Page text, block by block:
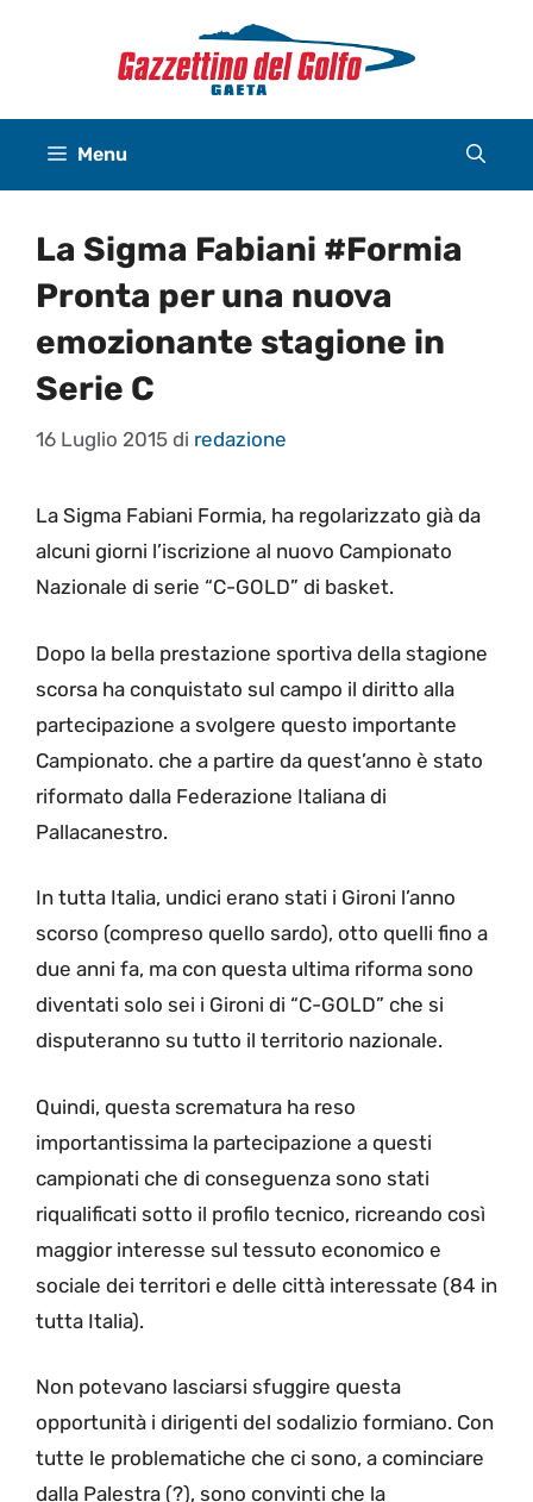
Menu
La Sigma Fabiani #Formia
Pronta per una nuova
emozionante stagione in
Serie C
16 Luglio 2015 di redazione
La Sigma Fabiani Formia, ha regolarizzato già da
alcuni giorni l’iscrizione al nuovo Campionato
Nazionale di serie “C-GOLD” di basket.
Dopo la bella prestazione sportiva della stagione
scorsa ha conquistato sul campo il diritto alla
partecipazione a svolgere questo importante
Campionato. che a partire da quest’anno è stato
riformato dalla Federazione Italiana di
Pallacanestro.
In tutta Italia, undici erano stati i Gironi l’anno
scorso (compreso quello sardo), otto quelli fino a
due anni fa, ma con questa ultima riforma sono
diventati solo sei i Gironi di “C-GOLD” che si
disputeranno su tutto il territorio nazionale.
Quindi, questa scrematura ha reso
importantissima la partecipazione a questi
campionati che di conseguenza sono stati
riqualificati sotto il profilo tecnico, ricreando così
maggior interesse sul tessuto economico e
sociale dei territori e delle città interessate (84 in
tutta Italia).
Non potevano lasciarsi sfuggire questa
opportunità i dirigenti del sodalizio formiano. Con
tutte le problematiche che ci sono, a cominciare
dalla Palestra (?), sono convinti che la